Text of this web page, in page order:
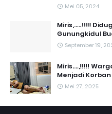
Mei 05, 2024
Miris,.....!!!!!
Gunungkidul
September 19,
Miris....,!!!!!
Menjadi
Mei 27, 2025